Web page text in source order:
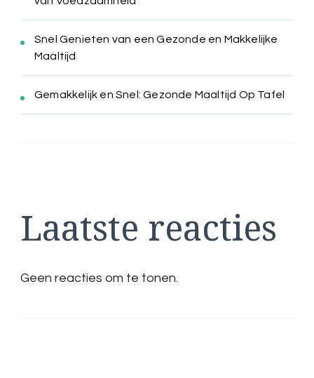
Snel Genieten van een Gezonde en Makkelijke
Maaltijd
Gemakkelijk en Snel: Gezonde Maaltijd Op Tafel
Laatste reacties
Geen reacties om te tonen.